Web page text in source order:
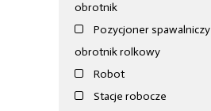
obrotnik
Pozycjoner spawalniczy
obrotnik rolkowy
Robot
Stacje robocze